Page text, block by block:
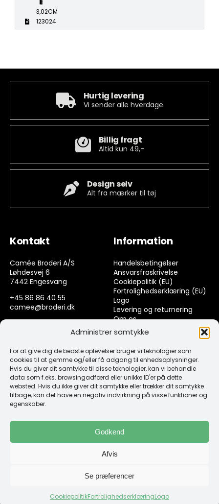
Administrer samtykke
For at give dig de bedste oplevelser bruger vi teknologier som
cookies til at gemme og/eller få adgang til enhedsoplysninger.
Hvis du giver dit samtykke til disse teknologier, kan vi behandle
data som f.eks. browsingadfærd eller unikke ID'er på dette
websted. Hvis du ikke giver dit samtykke eller trækker dit samtykke
tilbage, kan det have en negativ indvirkning på visse funktioner og
egenskaber.
Godkend
Afvis
Se præferencer
CookiepolitikFortrolighedserklæringLogo
3,02CM
123024
Hurtig levering
Vi sender alle hverdage
Billig fragt
Altid kun 49,-
Design selv
Alt fra mærker til tøj
Kontakt
Camée Broderi A/S
Løhdesvej 6
7442 Engesvang
+45 86 86 40 55
camee@broderi.dk
Information
Handelsbetingelser
Ansvarsfraskrivelse
Cookiepolitik (EU)
Fortrolighedserklæring (EU)
Logo
Levering og returnering
Om os
Kontakt
Links
Spørgsmål & Svar
Tråd
Design selv guide
Konto
Log ind
Copyright 1987 -2026 Camée Broderi | Web by GoGrafix